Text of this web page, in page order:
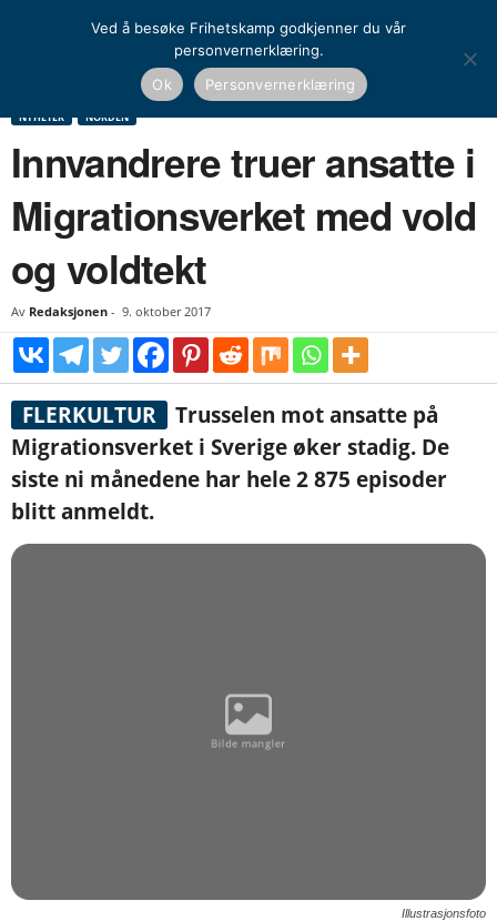
Norden
Innvandrere truer ansatte i Migrationsverket med vold
NYHETER NORDEN
Innvandrere truer ansatte i
Migrationsverket med vold
og voldtekt
Av Redaksjonen - 9. oktober 2017
FLERKULTUR
Trusselen mot ansatte på
Migrationsverket i Sverige øker stadig. De
siste ni månedene har hele 2 875 episoder
blitt anmeldt.
Illustrasjonsfoto
Ved å besøke Frihetskamp godkjenner du vår
personvernerklæring.
Ok
Personvernerklæring